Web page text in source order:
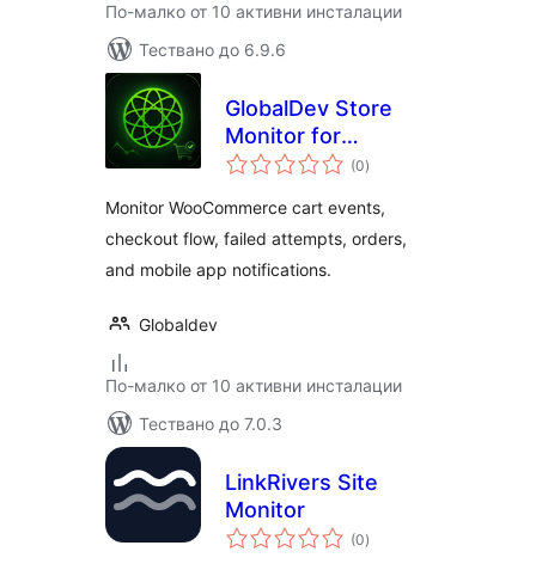
По-малко от 10 активни инсталации
Тествано до 6.9.6
GlobalDev Store
Monitor for
WooCommerce
(0общо
оценки
)
Monitor WooCommerce cart events,
checkout flow, failed attempts, orders,
and mobile app notifications.
Globaldev
По-малко от 10 активни инсталации
Тествано до 7.0.3
LinkRivers Site
Monitor
(0общо
оценки
)